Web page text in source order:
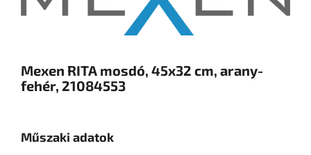
Mexen RITA mosdó, 45x32 cm, arany-
fehér, 21084553
Műszaki adatok